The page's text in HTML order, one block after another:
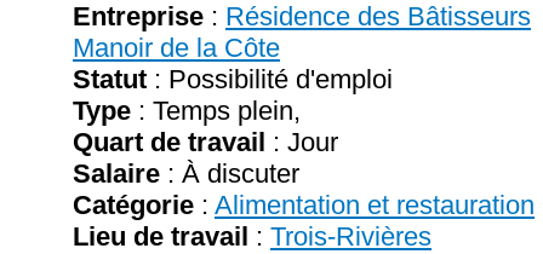
Entreprise : Résidence des Bâtisseurs
Manoir de la Côte
Statut : Possibilité d'emploi
Type : Temps plein,
Quart de travail : Jour
Salaire : À discuter
Catégorie : Alimentation et restauration
Lieu de travail : Trois-Rivières